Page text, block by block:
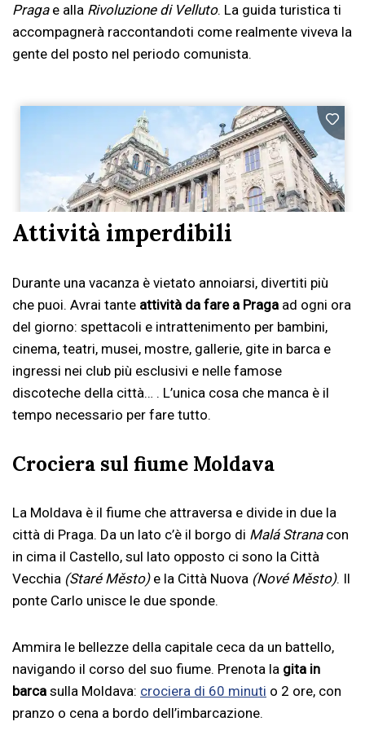
Pragae alla Rivoluzione di Velluto. La guida turistica ti
accompagnerà raccontandoti come realmente viveva la
gente del posto nel periodo comunista.
Attività imperdibili
Durante una vacanza è vietato annoiarsi, divertiti più
che puoi. Avrai tante attività da fare a Praga ad ogni ora
del giorno: spettacoli e intrattenimento per bambini,
cinema, teatri, musei, mostre, gallerie, gite in barca e
ingressi nei club più esclusivi e nelle famose
discoteche della città… . L’unica cosa che manca è il
tempo necessario per fare tutto.
Crociera sul fiume Moldava
La Moldava è il fiume che attraversa e divide in due la
città di Praga. Da un lato c’è il borgo di Malá Stranacon
in cima il Castello, sul lato opposto ci sono la Città
Vecchia (Staré Město)e la Città Nuova (Nové Město). Il
ponte Carlo unisce le due sponde.
Ammira le bellezze della capitale ceca da un battello,
navigando il corso del suo fiume. Prenota la gita in
barca sulla Moldava: crociera di 60 minuti o 2 ore, con
pranzo o cena a bordo dell’imbarcazione.